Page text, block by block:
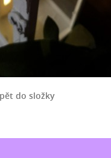
do složky